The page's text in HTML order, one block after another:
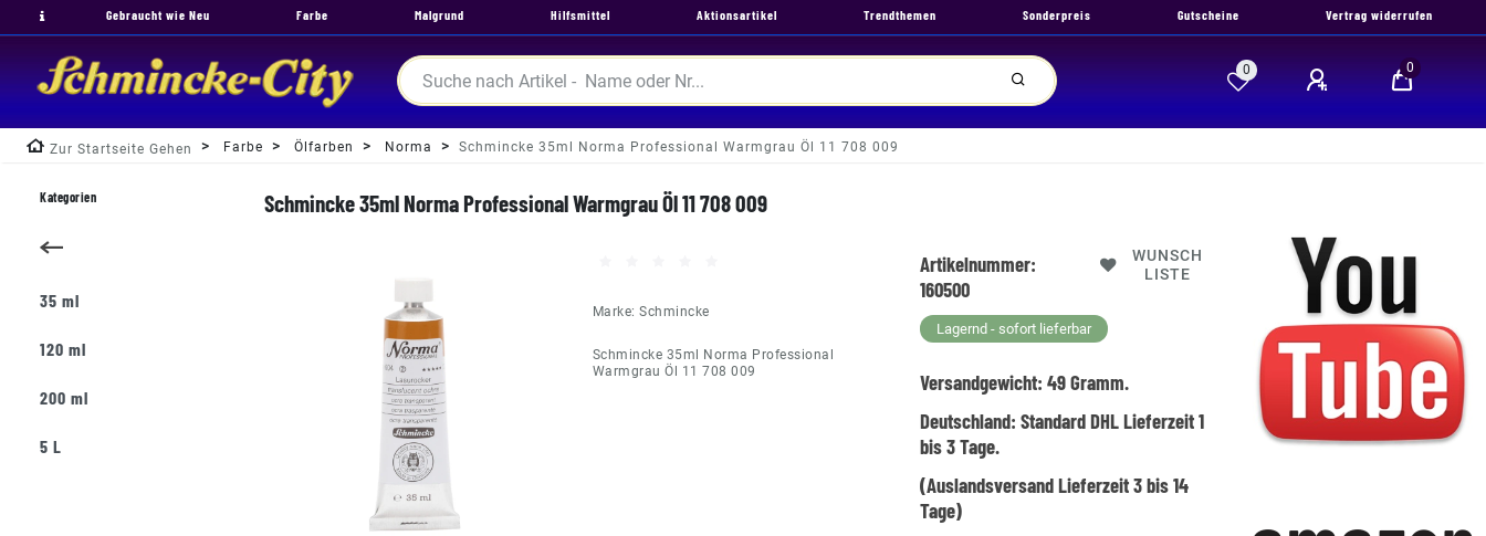
Gebraucht wie Neu Farbe Malgrund Hilfsmittel Aktionsartikel Trendthemen Sonderpreis Gutscheine Vertrag widerrufen
0 0
Zur Startseite Gehen Farbe Ölfarben Norma Schmincke 35ml Norma Professional Warmgrau Öl 11 708 009
Schmincke 35ml Norma Professional Warmgrau Öl 11 708 009
Marke:Schmincke
Schmincke 35ml Norma Professional
Warmgrau Öl 11 708 009
Artikelnummer:
160500
WUNSCH
LISTE
Lagernd - sofort lieferbar
Versandgewicht:49Gramm.
Deutschland:Standard DHL Lieferzeit 1
bis 3 Tage.
(Auslandsversand Lieferzeit 3 bis 14
Tage)
Kategorien
35 ml
120 ml
200 ml
5 L